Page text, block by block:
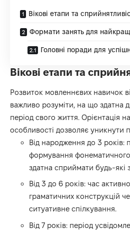
Вікові етапи та
Формати занять для
Головні поради для
Вікові етапи та
Розвиток мовленнєвих навичок
важливо розуміти, на що здатна
період свого життя. Орієнтація на
особливості дозволяє уникнути
Від народження до 3 років:
формування
здатна сприймати будь-які
Від 3 до 6 років: час
граматичних конструкцій
ситуативне спілкування.
Від 7 років: період